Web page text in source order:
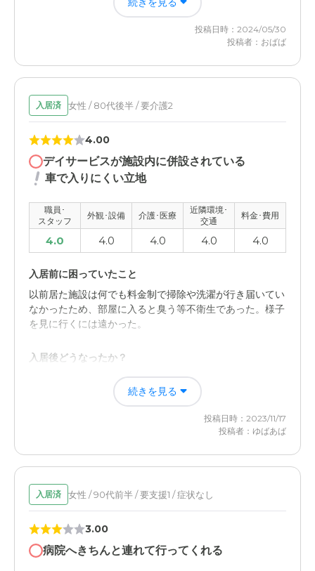
80歳を超えた叔父のみだったため、お風呂や食事に心配
があったが介護施設に入れるなら安心だったから。
寂しいらしい。
職員・スタッフ・他入居者の雰囲気について
よくやってくれてると祖母もよく話していた。馬が合わな
い人は当然いたと思うが、感謝していた。
外観・内装・居室・設備について
景色のいい部屋だったのでよかった。陽当たりもよく、冬
はぽかぽかしていると話していた。
介護医療サービスについて
一度祖母が高熱を出したとき、高熱が出てトイレに行けな
いと伝えたにも関わらず、なかなか排泄の手伝いに来てく
れなかったらしい。
近隣環境や交通アクセスについて
交通の便は悪かったが、元々が田舎なのであまり気にして
いないです。近くにカフェがないのはきつい。
投稿日時：2024/05/30
投稿者：おばば
入居済 女性 / 80代後半 / 要介護2
4.00
デイサービスが施設内に併設されている
車で入りにくい立地
職員･
スタッフ
外観･設備 介護･医療
近隣環境･
交通
料金･費用
4.0 4.0 4.0 4.0 4.0
入居前に困っていたこと
以前居た施設は何でも料金制で掃除や洗濯が行き届いてい
なかったため、部屋に入ると臭う等不衛生であった。様子
を見に行くには遠かった。
入居後どうなったか？
私達の家から車で10分程と近くになったし、今も料金制な
のかもしれないが、きちんと清潔を保ってくれ、状況や不
足している物の連絡を密にしてくれる。
職員・スタッフ・他入居者の雰囲気について
スタッフは優しい、親切。密に連絡を取ってくれる。入居
者はおとなしい人が多いが人のおかずをあてにするとか変
わった人もいるみたい。
続きを見る
投稿日時：2023/11/17
投稿者：ゆばあば
入居済 女性 / 90代前半 / 要支援1 / 症状なし
3.00
病院へきちんと連れて行ってくれる